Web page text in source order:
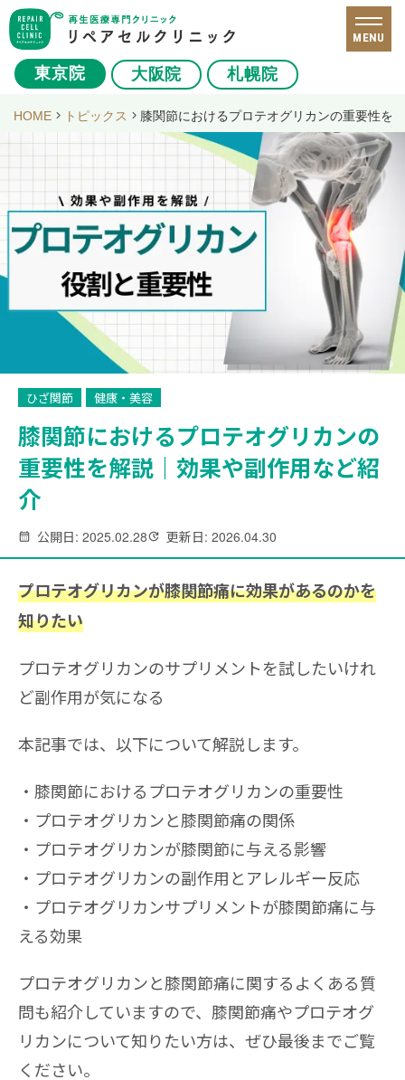
東京院 大阪院 札幌院
MENU
HOME トピックス 膝関節におけるプロテオグリカンの重要性を
ひざ関節 健康・美容
膝関節におけるプロテオグリカンの
重要性を解説｜効果や副作用など紹
介
公開日: 2025.02.28 更新日: 2026.04.30
プロテオグリカンが膝関節痛に効果があるのかを
知りたい
プロテオグリカンのサプリメントを試したいけれ
ど副作用が気になる
本記事では、以下について解説します。
膝関節におけるプロテオグリカンの重要性
プロテオグリカンと膝関節痛の関係
プロテオグリカンが膝関節に与える影響
プロテオグリカンの副作用とアレルギー反応
プロテオグリカンサプリメントが膝関節痛に与
える効果
プロテオグリカンと膝関節痛に関するよくある質
問も紹介していますので、膝関節痛やプロテオグ
リカンについて知りたい方は、ぜひ最後までご覧
ください。